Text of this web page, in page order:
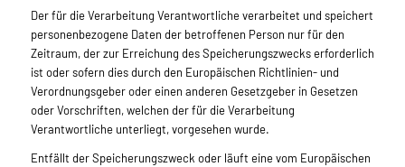
Der für die Verarbeitung Verantwortliche verarbeitet und speichert
personenbezogene Daten der betroffenen Person nur für den
Zeitraum, der zur Erreichung des Speicherungszwecks erforderlich
ist oder sofern dies durch den Europäischen Richtlinien- und
Verordnungsgeber oder einen anderen Gesetzgeber in Gesetzen
oder Vorschriften, welchen der für die Verarbeitung
Verantwortliche unterliegt, vorgesehen wurde.
Entfällt der Speicherungszweck oder läuft eine vom Europäischen